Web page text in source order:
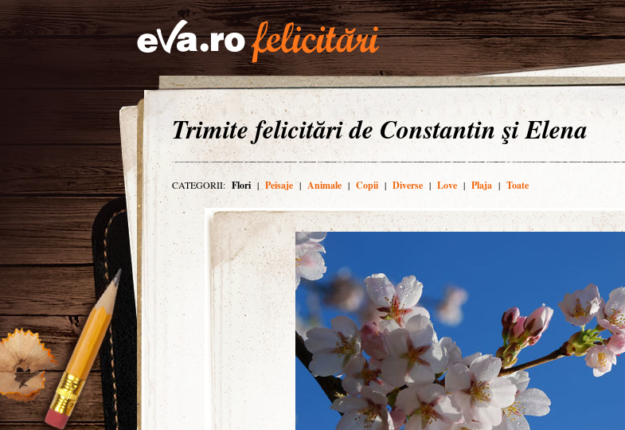
Trimite felicitări de Constantin şi Elena
CATEGORII: Flori | Peisaje | Animale | Copii | Diverse | Love | Plaja | Toate